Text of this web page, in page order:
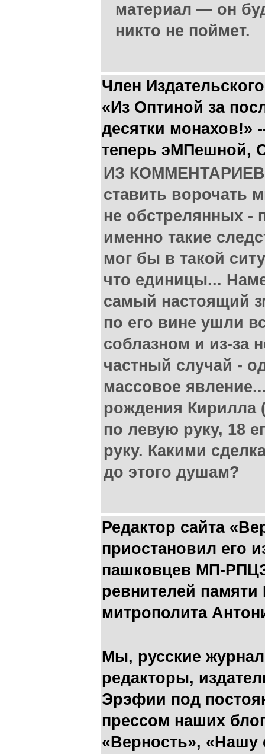
материал — он
никто не поймет.
Член
«Из Оптиной за
десятки монахов!»
теперь эМПешной,
ИЗ
ставить ворочать
не обстрелянных -
именно такие
мог бы в такой
что единицы...
самый настоящий
по его вине ушли
соблазном и из-за
частный случай -
массовое
рождения Кирилла
по левую руку, 18
руку. Какими
до этого душам?
Редактор сайта
приостановил его
пашковцев МП-
ревнителей
митрополита
Мы, русские
редакторы,
Эрэфии под
прессом наших
«Верность», «Нашу